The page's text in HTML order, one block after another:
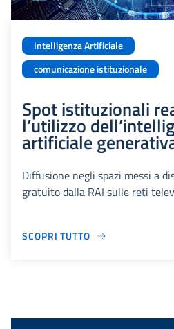
Intelligenza Artificiale
comunicazione istituzionale
Spot istituzionali
l’utilizzo
artificiale
Diffusione negli spazi messi a
gratuito dalla RAI sulle reti
SCOPRI TUTTO